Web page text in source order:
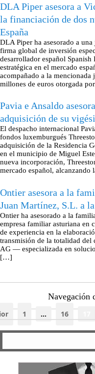
DLA Piper asesora a
la financiación de dos
España
DLA Piper ha asesorado a
firma global de inversión
desarrollador español Spanish
estratégica en el mercado
acompañado a la
millones de euros otorgada
Pavia e Ansaldo
adquisición de su
El despacho internacional
fondos luxemburgués
adquisición de la Residencia
en el municipio de Miguel
nueva incorporación,
mercado español,
Ontier asesora a la
Juan Martínez, S.L. a
Ontier ha asesorado a la
empresa familiar asturiana en
de experiencia en la
transmisión de la totalidad del
AG — especializada en
[…]
Navegación
1 … 16